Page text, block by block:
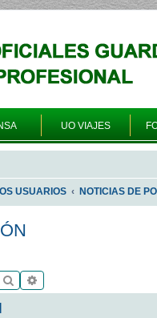
UO VIAJES
USUARIOS NOTICIAS DE
Buscar